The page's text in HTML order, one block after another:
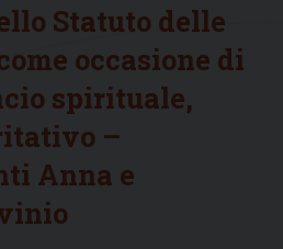
Statuto delle
occasione di
spirituale,
–
Anna e